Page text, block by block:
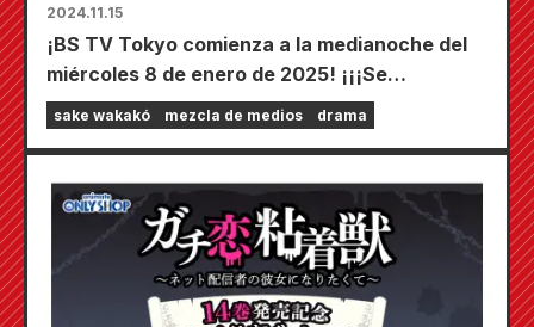
2024.11.15
¡BS TV Tokyo comienza a la medianoche del
miércoles 8 de enero de 2025! ¡¡¡Se
transmitirá el drama de producción 4K
“Wakako Sake Season 8”!!!
sake wakakó mezcla de medios drama